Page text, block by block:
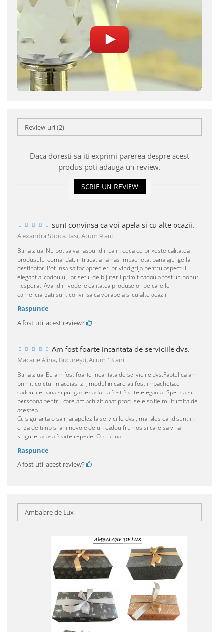
Review-uri(2)
Daca doresti sa iti exprimi parerea despre acest
produs poti adauga un review.
SCRIE UN REVIEW
sunt convinsa ca voi apela si cu alte ocazii.
Alexandra Stoica, Iasi,Acum 9 ani
Buna ziua! Nu pot sa va raspund inca in ceea ce priveste calitatea
produsului comandat, intrucat a ramas impachetat pana ajunge la
destinatar. Pot insa sa fac aprecieri privind grija pentru aspectul
elegant al cadoului, iar setul de bijuterii primit cadou a fost un bonus
nesperat. Avand in vedere calitatea produselor pe care le
comercializati sunt convinsa ca voi apela si cu alte ocazii.
Raspunde
A fost util acest review?
Am fost foarte incantata de serviciile dvs.
Macarie Alina, Bucureşti,Acum 13 ani
Buna ziua! Eu am fost foarte incantata de serviciile dvs.Faptul ca am
primit coletul in aceiasi zi , modul in care au fost impachetate
cadourile pana si punga de cadou a fost foarte eleganta. Sper ca si
persoana pentru care am achizitionat produsele sa fie multumita de
acestea.
Cu siguranta o sa mai apelez la serviciile dvs , mai ales cand sunt in
criza de timp si am nevoie de un cadou frumos si care sa vina
singurel acasa foarte repede. O zi buna!
Raspunde
A fost util acest review?
Ambalare de Lux